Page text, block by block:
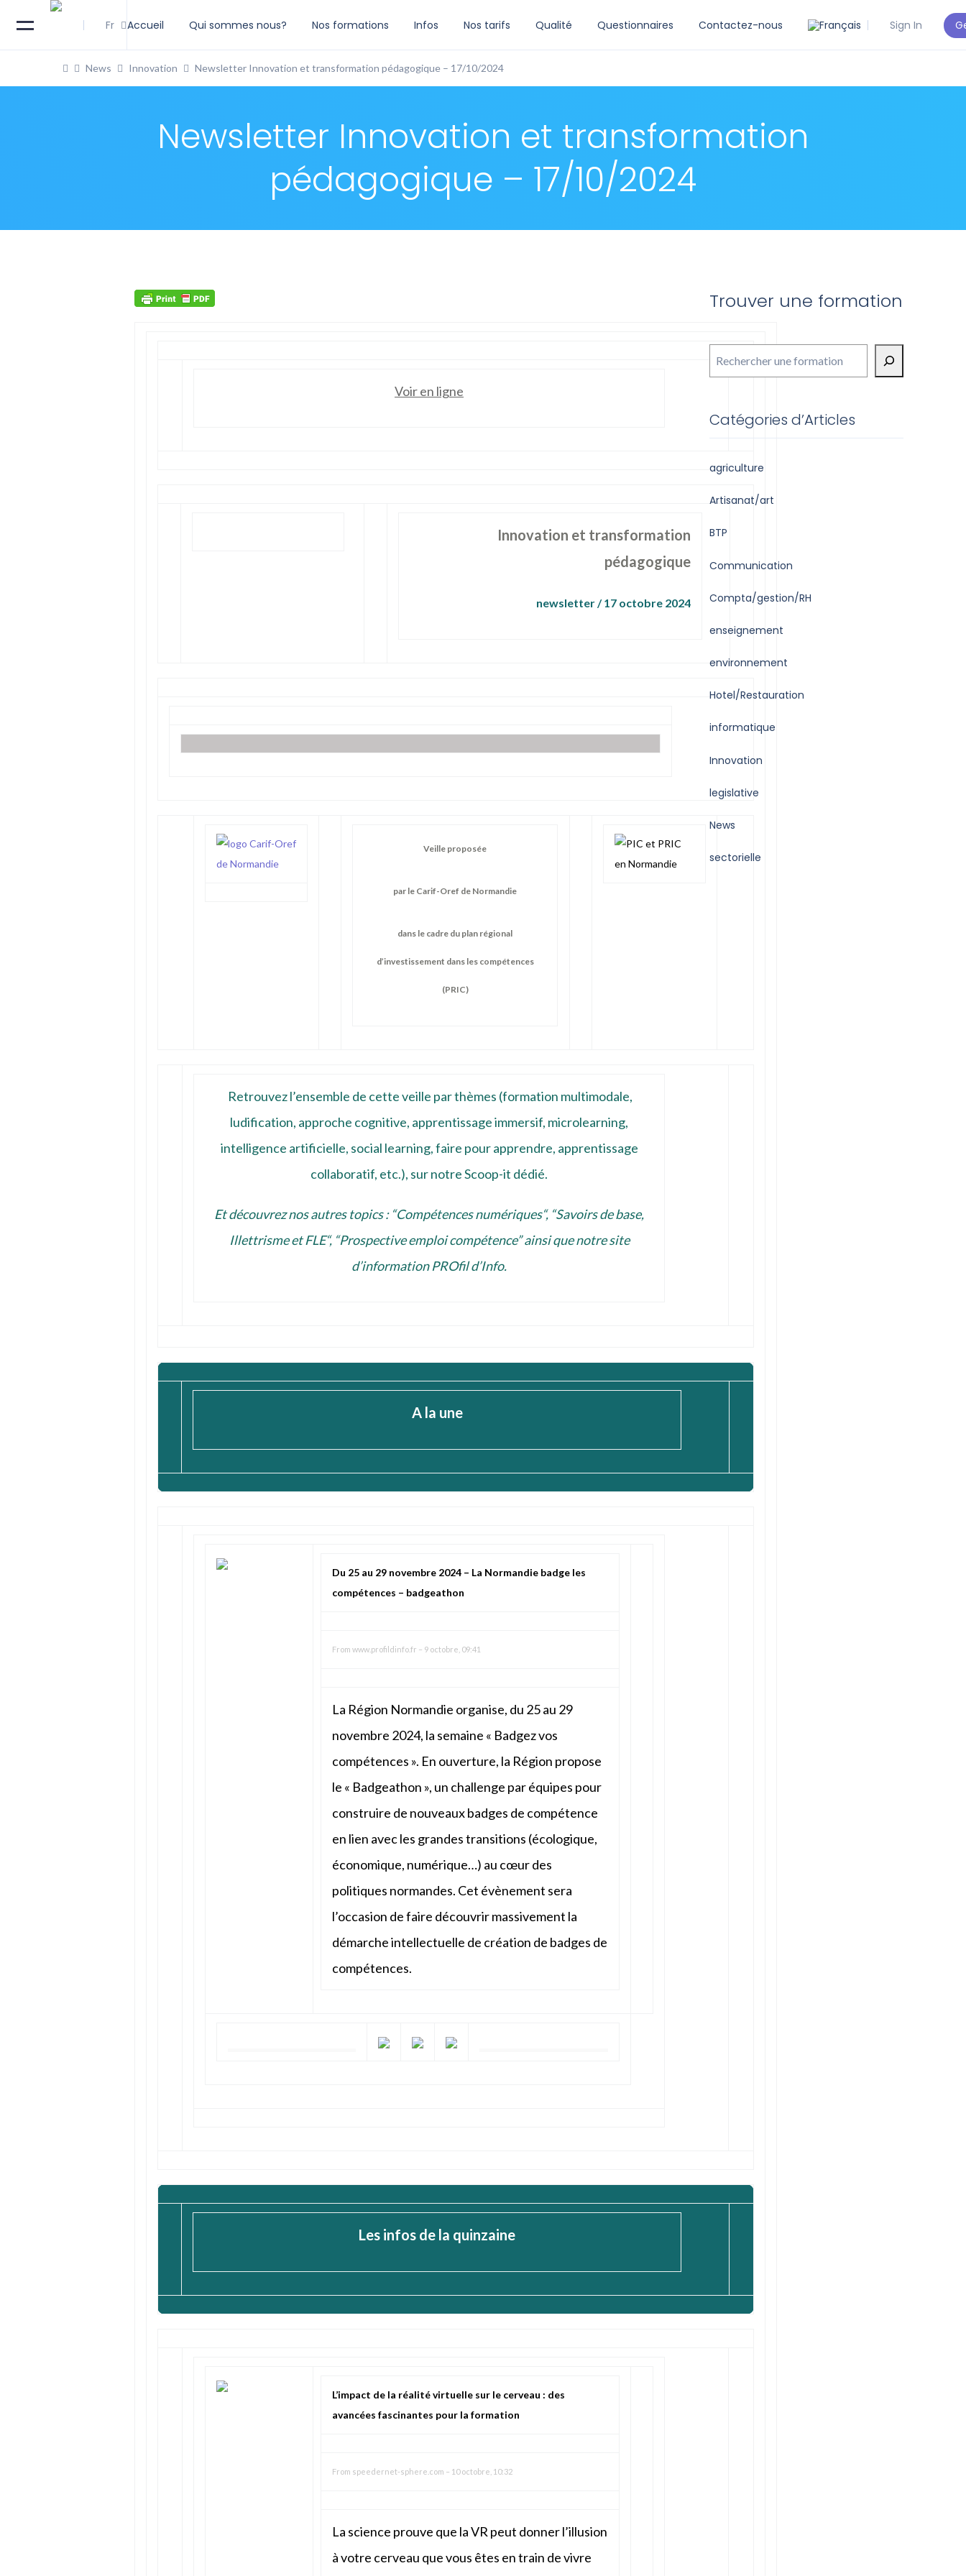
Fr Accueil Qui sommes nous? Nos formations Infos Nos tarifs Qualité Questionnaires Contactez-nous Sign In
News Innovation Newsletter Innovation et transformation pédagogique – 17/10/2024
Newsletter Innovation et transformation
pédagogique – 17/10/2024
Voir en ligne
Innovation et transformation
pédagogique
newsletter / 17 octobre 2024
Veille proposée
par le Carif-Oref de Normandie
dans le cadre du plan régional
d’investissement dans les compétences
(PRIC)
Retrouvez l’ensemble de cette veille par thèmes (formation multimodale,
ludification, approche cognitive, apprentissage immersif, microlearning,
intelligence artificielle, social learning, faire pour apprendre, apprentissage
collaboratif, etc.), surnotre Scoop-it dédié.
Et découvrez nos autres topics : “Compétences numériques“, “Savoirs de base,
Illettrisme et FLE“, “Prospective emploi compétence” ainsi que notre site
d’informationPROfil d’Info.
A la une
Du 25 au 29 novembre 2024 – La Normandie badge les
compétences – badgeathon
From www.profildinfo.fr – 9 octobre, 09:41
La Région Normandie organise, du 25 au 29
novembre 2024, la semaine « Badgez vos
compétences ». En ouverture, la Région propose
le « Badgeathon », un challenge par équipes pour
construire de nouveaux badges de compétence
en lien avec les grandes transitions (écologique,
économique, numérique…) au cœur des
politiques normandes. Cet évènement sera
l’occasion de faire découvrir massivement la
démarche intellectuelle de création de badges de
compétences.
Les infos de la quinzaine
L’impact de la réalité virtuelle sur le cerveau : des
avancées fascinantes pour la formation
From speedernet-sphere.com – 10 octobre, 10:32
La science prouve que la VR peut donner l’illusion
à votre cerveau que vous êtes en train de vivre
Trouver une formation
Catégories d’Articles
agriculture
Artisanat/art
BTP
Communication
Compta/gestion/RH
enseignement
environnement
Hotel/Restauration
informatique
Innovation
legislative
News
sectorielle